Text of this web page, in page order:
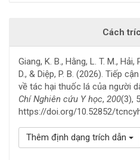
Cách
Giang, K. B., Hằng, L. T. M., Hải,
D., & Diệp, P. B. (2026). Tiếp
về tác hại thuốc lá của người
Chí Nghiên cứu Y học, 200(3),
https://doi.org/10.52852/
Thêm định dạng trích dẫn